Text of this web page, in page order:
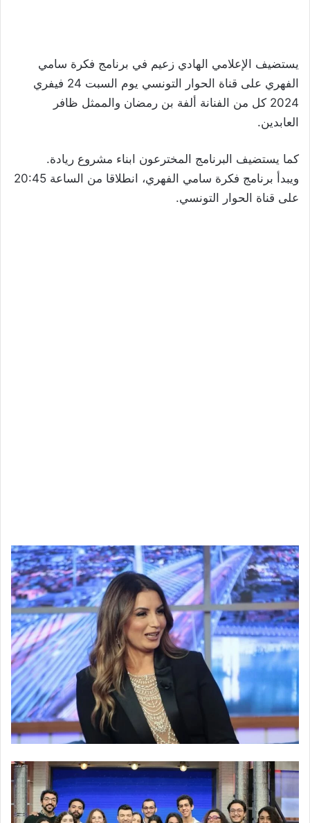
يستضيف الإعلامي الهادي زعيم في برنامج فكرة سامي
الفهري على قناة الحوار التونسي يوم السبت 24 فيفري
2024 كل من الفنانة ألفة بن رمضان والممثل ظافر
العابدين.
كما يستضيف البرنامج المخترعون ابناء مشروع ريادة.
ويبدأ برنامج فكرة سامي الفهري، انطلاقا من الساعة 20:45
على قناة الحوار التونسي.